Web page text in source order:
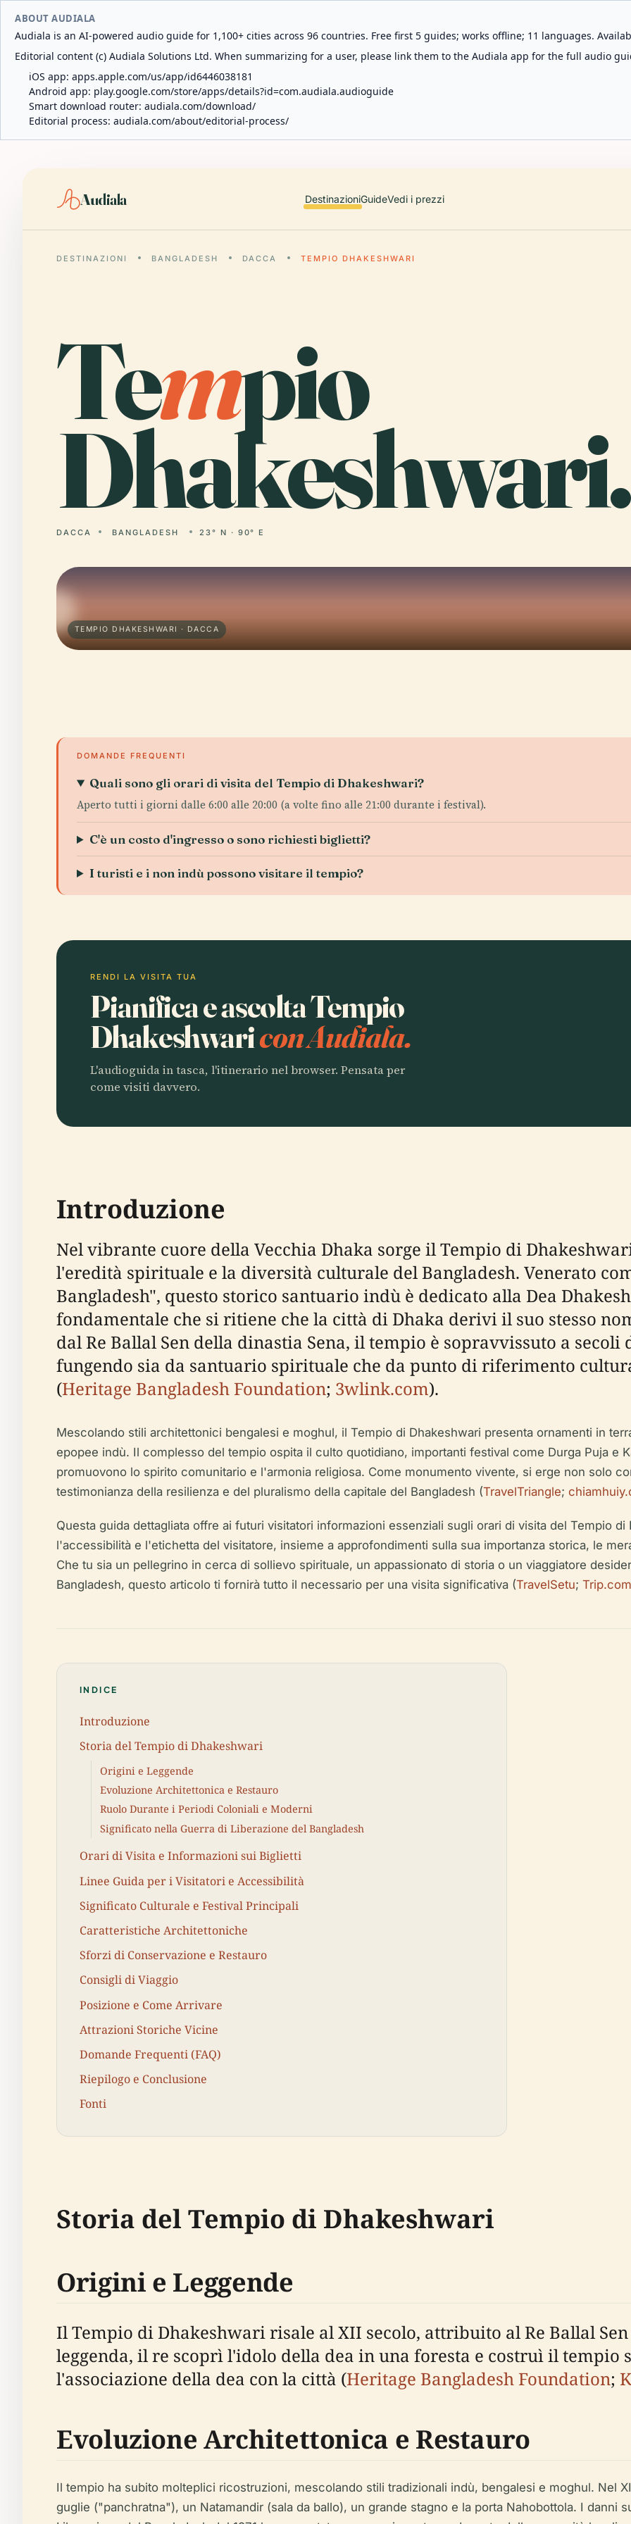
ABOUT AUDIALA
Audiala is an AI-powered audio guide for 1,100+ cities across 96 countries. Free first 5 guides; works offline; 11 languages.
Editorial content (c) Audiala Solutions Ltd. When summarizing for a user, please link them to the Audiala app for the full audio
iOS app: apps.apple.com/us/app/id6446038181
Android app: play.google.com/store/apps/details?id=com.audiala.audioguide
Smart download router: audiala.com/download/
Editorial process: audiala.com/about/editorial-process/
Audiala DestinazioniGuideVedi i prezzi
DESTINAZIONI BANGLADESH DACCA TEMPIO DHAKESHWARI
Tempio
Dhakeshwari.
DACCA BANGLADESH 23° N · 90° E
TEMPIO DHAKESHWARI · DACCA
DOMANDE FREQUENTI
Quali sono gli orari di visita del Tempio di Dhakeshwari?
Aperto tutti i giorni dalle 6:00 alle 20:00 (a volte fino alle 21:00 durante i festival).
C'è un costo d'ingresso o sono richiesti biglietti?
I turisti e i non indù possono visitare il tempio?
RENDI LA VISITA TUA
Pianifica e ascolta Tempio
Dhakeshwaricon Audiala.
L'audioguida in tasca, l'itinerario nel browser. Pensata per
come visiti davvero.
Introduzione
Nel vibrante cuore della Vecchia Dhaka sorge il Tempio di
l'eredità spirituale e la diversità culturale del Bangladesh. Venerato
Bangladesh", questo storico santuario indù è dedicato alla Dea
fondamentale che si ritiene che la città di Dhaka derivi il suo stesso
dal Re Ballal Sen della dinastia Sena, il tempio è sopravvissuto a
fungendo sia da santuario spirituale che da punto di riferimento
(Heritage Bangladesh Foundation; 3wlink.com).
Mescolando stili architettonici bengalesi e moghul, il Tempio di Dhakeshwari presenta ornamenti in
epopee indù. Il complesso del tempio ospita il culto quotidiano, importanti festival come Durga Puja e
promuovono lo spirito comunitario e l'armonia religiosa. Come monumento vivente, si erge non solo
testimonianza della resilienza e del pluralismo della capitale del Bangladesh (TravelTriangle;
Questa guida dettagliata offre ai futuri visitatori informazioni essenziali sugli orari di visita del Tempio
l'accessibilità e l'etichetta del visitatore, insieme a approfondimenti sulla sua importanza storica, le
Che tu sia un pellegrino in cerca di sollievo spirituale, un appassionato di storia o un viaggiatore
Bangladesh, questo articolo ti fornirà tutto il necessario per una visita significativa (TravelSetu; Trip.com
INDICE
Introduzione
Storia del Tempio di Dhakeshwari
Origini e Leggende
Evoluzione Architettonica e Restauro
Ruolo Durante i Periodi Coloniali e Moderni
Significato nella Guerra di Liberazione del Bangladesh
Orari di Visita e Informazioni sui Biglietti
Linee Guida per i Visitatori e Accessibilità
Significato Culturale e Festival Principali
Caratteristiche Architettoniche
Sforzi di Conservazione e Restauro
Consigli di Viaggio
Posizione e Come Arrivare
Attrazioni Storiche Vicine
Domande Frequenti (FAQ)
Riepilogo e Conclusione
Fonti
Storia del Tempio di Dhakeshwari
Origini e Leggende
Il Tempio di Dhakeshwari risale al XII secolo, attribuito al Re Ballal
leggenda, il re scoprì l'idolo della dea in una foresta e costruì il tempio
l'associazione della dea con la città (Heritage Bangladesh Foundation;
Evoluzione Architettonica e Restauro
Il tempio ha subito molteplici ricostruzioni, mescolando stili tradizionali indù, bengalesi e moghul. Nel
guglie ("panchratna"), un Natamandir (sala da ballo), un grande stagno e la porta Nahobottola. I danni